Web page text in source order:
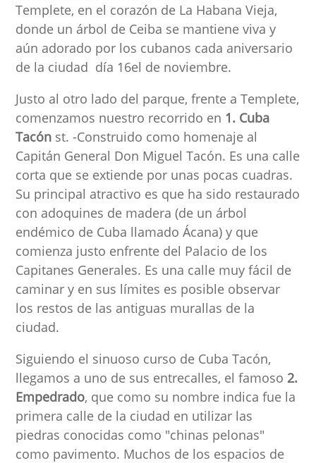
Templete, en el corazón de La Habana Vieja,
donde un árbol de Ceiba se mantiene viva y
aún adorado por los cubanos cada aniversario
de la ciudad día 16el de noviembre.
Justo al otro lado del parque, frente a Templete,
comenzamos nuestro recorrido en 1. Cuba
Tacón st. -Construido como homenaje al
Capitán General Don Miguel Tacón. Es una calle
corta que se extiende por unas pocas cuadras.
Su principal atractivo es que ha sido restaurado
con adoquines de madera (de un árbol
endémico de Cuba llamado Ácana) y que
comienza justo enfrente del Palacio de los
Capitanes Generales. Es una calle muy fácil de
caminar y en sus límites es posible observar
los restos de las antiguas murallas de la
ciudad.
Siguiendo el sinuoso curso de Cuba Tacón,
llegamos a uno de sus entrecalles, el famoso 2.
Empedrado, que como su nombre indica fue la
primera calle de la ciudad en utilizar las
piedras conocidas como "chinas pelonas"
como pavimento. Muchos de los espacios de